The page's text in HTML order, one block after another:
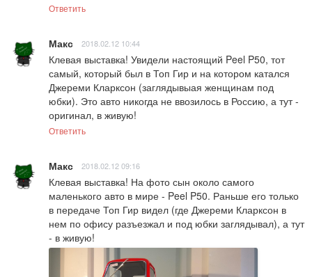
Ответить
Макс 2018.02.12 10:44
Клевая выставка! Увидели настоящий Peel P50, тот
самый, который был в Топ Гир и на котором катался
Джереми Кларксон (заглядывыая женщинам под
юбки). Это авто никогда не ввозилось в Россию, а тут -
оригинал, в живую!
Ответить
Макс 2018.02.12 09:16
Клевая выставка! На фото сын около самого
маленького авто в мире - Peel P50. Раньше его только
в передаче Топ Гир видел (где Джереми Кларксон в
нем по офису разъезжал и под юбки заглядывал), а тут
- в живую!